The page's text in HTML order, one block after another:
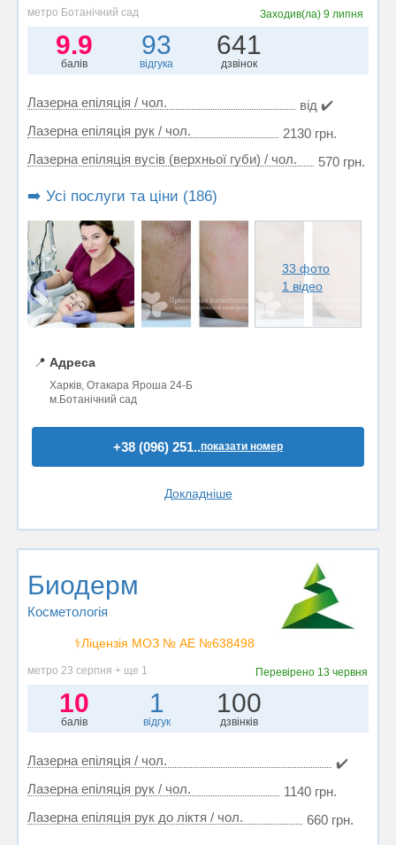
метро Ботанічний сад Заходив(ла)9 липня
9.9
балів
93
відгука
641
дзвінок
Лазерна епіляція / чол.
від ✔️
Лазерна епіляція рук / чол.
2130 грн.
Лазерна епіляція вусів (верхньої губи) / чол.
570 грн.
➡️ Усі послуги та ціни (186)
33 фото
1 відео
📍 Адреса
Харків, Отакара Яроша 24-Б
м.Ботанічний сад
+38 (096) 251..показати номер
Докладніше
Биодерм
Косметологія
⚕️Ліцензія МОЗ № АЕ №638498
метро 23 серпня + ще 1 Перевірено 13 червня
10
балів
1
відгук
100
дзвінків
Лазерна епіляція / чол.
✔️
Лазерна епіляція рук / чол.
1140 грн.
Лазерна епіляція рук до ліктя / чол.
660 грн.